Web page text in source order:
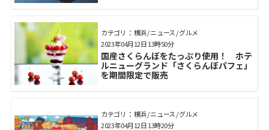
カテゴリ： 横浜 / ニュース / グルメ
国産さくらんぼをたっぷり使用！ ホテ
ルニューグランド「さくらんぼパフェ」
を期間限定で販売
2023年04月12日 13時50分
カテゴリ： 横浜 / ニュース / グルメ
2023年04月12日 13時20分